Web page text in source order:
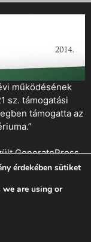
működésének
sz. támogatási
támogatta az
GeneratePress
érdekében sütiket
are using or